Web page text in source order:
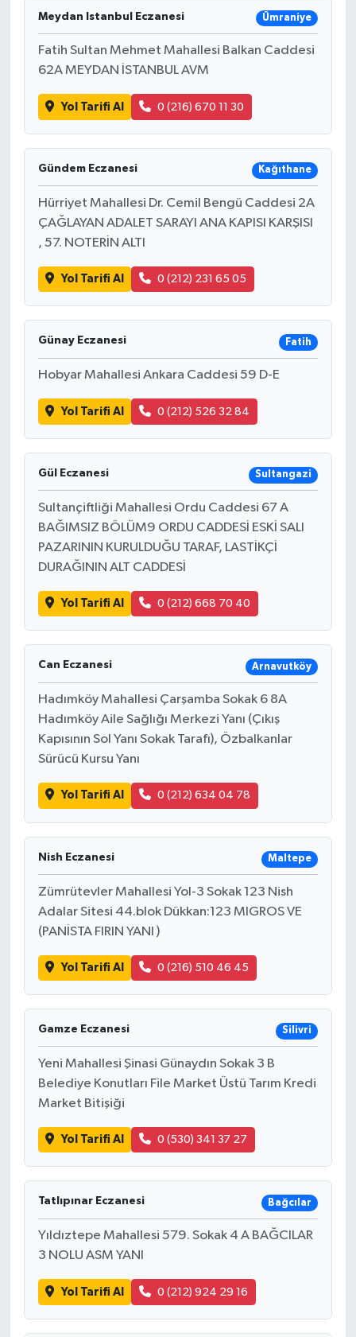
Meydan Istanbul Eczanesi Ümraniye
Fatih Sultan Mehmet Mahallesi Balkan Caddesi
62A MEYDAN İSTANBUL AVM
Yol Tarifi Al 0 (216) 670 11 30
Gündem Eczanesi Kağıthane
Hürriyet Mahallesi Dr. Cemil Bengü Caddesi 2A
ÇAĞLAYAN ADALET SARAYI ANA KAPISI KARŞISI
, 57. NOTERİN ALTI
Yol Tarifi Al 0 (212) 231 65 05
Günay Eczanesi Fatih
Hobyar Mahallesi Ankara Caddesi 59 D-E
Yol Tarifi Al 0 (212) 526 32 84
Gül Eczanesi Sultangazi
Sultançiftliği Mahallesi Ordu Caddesi 67 A
BAĞIMSIZ BÖLÜM9 ORDU CADDESİ ESKİ SALI
PAZARININ KURULDUĞU TARAF, LASTİKÇİ
DURAĞININ ALT CADDESİ
Yol Tarifi Al 0 (212) 668 70 40
Can Eczanesi Arnavutköy
Hadımköy Mahallesi Çarşamba Sokak 6 8A
Hadımköy Aile Sağlığı Merkezi Yanı (Çıkış
Kapısının Sol Yanı Sokak Tarafı), Özbalkanlar
Sürücü Kursu Yanı
Yol Tarifi Al 0 (212) 634 04 78
Nish Eczanesi Maltepe
Zümrütevler Mahallesi Yol-3 Sokak 123 Nish
Adalar Sitesi 44.blok Dükkan:123 MIGROS VE
(PANİSTA FIRIN YANI )
Yol Tarifi Al 0 (216) 510 46 45
Gamze Eczanesi Silivri
Yeni Mahallesi Şinasi Günaydın Sokak 3 B
Belediye Konutları File Market Üstü Tarım Kredi
Market Bitişiği
Yol Tarifi Al 0 (530) 341 37 27
Tatlıpınar Eczanesi Bağcılar
Yıldıztepe Mahallesi 579. Sokak 4 A BAĞCILAR
3 NOLU ASM YANI
Yol Tarifi Al 0 (212) 924 29 16